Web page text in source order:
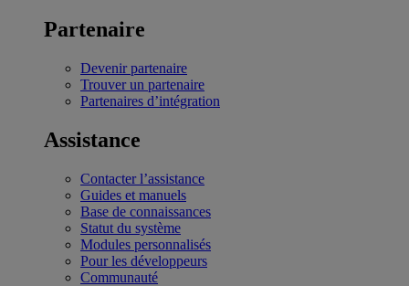
Partenaire
Devenir partenaire
Trouver un partenaire
Partenaires d’intégration
Assistance
Contacter l’assistance
Guides et manuels
Base de connaissances
Statut du système
Modules personnalisés
Pour les développeurs
Communauté